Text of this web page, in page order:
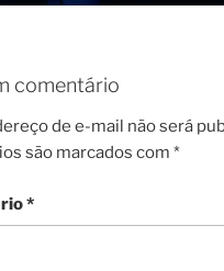
comentário
de e-mail não será
são marcados com *
*